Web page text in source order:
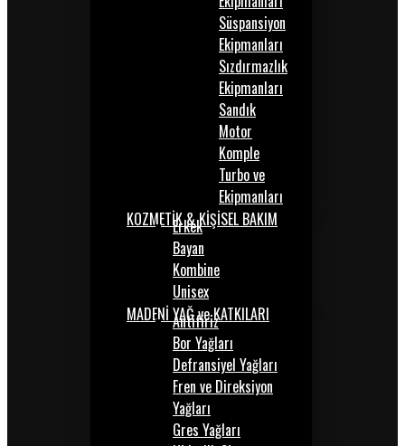
Süspansiyon
Ekipmanları
Sızdırmazlık
Ekipmanları
Sandık
Motor
Komple
Turbo ve
Ekipmanları
KOZMETİK & KİŞİSEL BAKIM
Erkek
Bayan
Kombine
Unisex
MADENİ YAĞ ve KATKILARI
Antifiriz
Bor Yağları
Defransiyel Yağları
Fren ve Direksiyon
Yağları
Gres Yağları